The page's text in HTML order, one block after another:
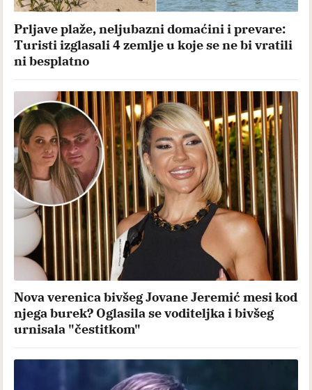
Prljave plaže, neljubazni domaćini i prevare:
Turisti izglasali 4 zemlje u koje se ne bi vratili
ni besplatno
Nova verenica bivšeg Jovane Jeremić mesi kod
njega burek? Oglasila se voditeljka i bivšeg
urnisala "čestitkom"